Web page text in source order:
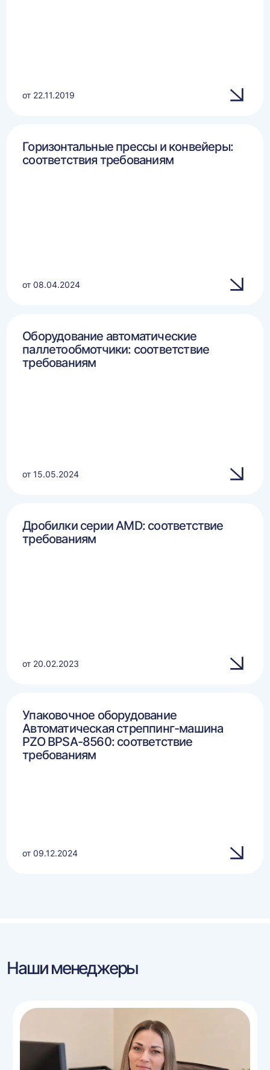
от 22.11.2019
Горизонтальные прессы и конвейеры:
соответствия требованиям
от 08.04.2024
Оборудование автоматические
паллетообмотчики: соответствие
требованиям
от 15.05.2024
Дробилки серии AMD: соответствие
требованиям
от 20.02.2023
Упаковочное оборудование
Автоматическая стреппинг-машина
PZO BPSA-8560: соответствие
требованиям
от 09.12.2024
Наши менеджеры